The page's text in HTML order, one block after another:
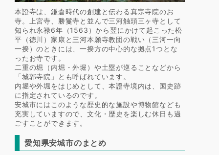
本證寺は、鎌倉時代の創建と伝わる真宗寺院のお
寺。上宮寺、勝鬘寺と並んで三河触頭三ヶ寺として
知られ永禄6年（1563）から翌にかけて起こった松
平（徳川）家康と三河本願寺教団の戦い（三河一向
一揆）のときには、一揆方の中心的な拠点1つとな
ったお寺です。
二重の堀（内堀・外堀）や土塁が巡ることなどから
「城郭寺院」とも呼ばれています。
内堀や外堀をはじめとして、本證寺境内は、国史跡
に指定されているのです。
安城市にはこのような歴史的な施設や博物館なども
充実していますので、文化・歴史を楽しむ休日も過
ごすことができます。
愛知県安城市のまとめ